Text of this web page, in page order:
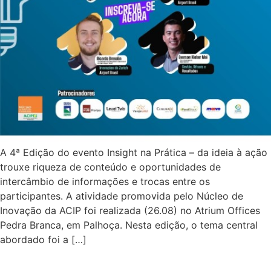
A 4ª Edição do evento Insight na Prática – da ideia à ação
trouxe riqueza de conteúdo e oportunidades de
intercâmbio de informações e trocas entre os
participantes. A atividade promovida pelo Núcleo de
Inovação da ACIP foi realizada (26.08) no Atrium Offices
Pedra Branca, em Palhoça. Nesta edição, o tema central
abordado foi a […]